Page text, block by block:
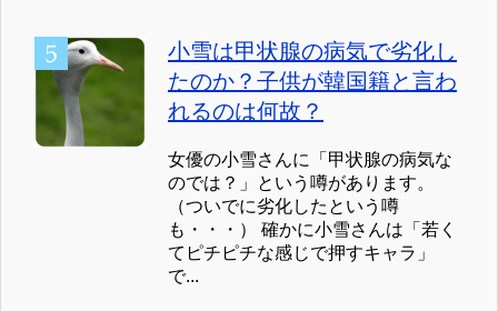
小雪は甲状腺の病気で劣化し
たのか？子供が韓国籍と言わ
れるのは何故？
女優の小雪さんに「甲状腺の病気な
のでは？」という噂があります。
（ついでに劣化したという噂
も・・・） 確かに小雪さんは「若く
てピチピチな感じで押すキャラ」
で...